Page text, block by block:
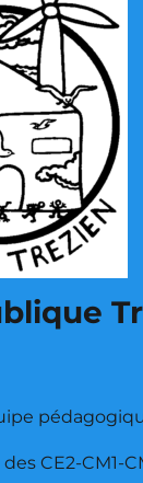
CE2-CM1-